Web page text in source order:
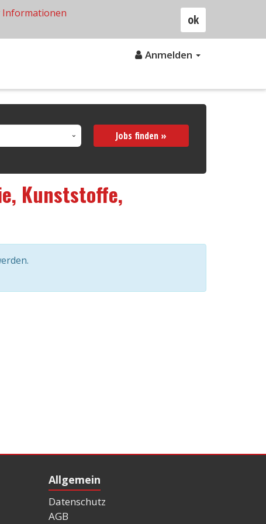
Anmelden
Jobs finden »
Kunststoffe,
Allgemein
Datenschutz
AGB
ok
Informationen